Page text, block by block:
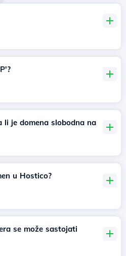
li je domena slobodna na
u Hostico?
se može sastojati